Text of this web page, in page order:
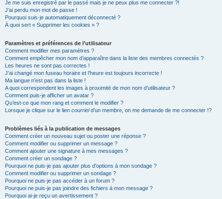
Je me suis enregistré par le passé mais je ne peux plus me connecter ?!
J’ai perdu mon mot de passe !
Pourquoi suis-je automatiquement déconnecté ?
À quoi sert « Supprimer les cookies » ?
Paramètres et préférences de l’utilisateur
Comment modifier mes paramètres ?
Comment empêcher mon nom d’apparaître dans la liste des membres connectés ?
Les heures ne sont pas correctes !
J’ai changé mon fuseau horaire et l’heure est toujours incorrecte !
Ma langue n’est pas dans la liste !
A quoi correspondent les images à proximité de mon nom d’utilisateur ?
Comment puis-je afficher un avatar ?
Qu’est-ce que mon rang et comment le modifier ?
Lorsque je clique sur le lien courrield’un membre, on me demande de me connecter !?
Problèmes liés à la publication de messages
Comment créer un nouveau sujet ou poster une réponse ?
Comment modifier ou supprimer un message ?
Comment ajouter une signature à mes messages ?
Comment créer un sondage ?
Pourquoi ne puis-je pas ajouter plus d’options à mon sondage ?
Comment modifier ou supprimer un sondage ?
Pourquoi ne puis-je pas accéder à un forum ?
Pourquoi ne puis-je pas joindre des fichiers à mon message ?
Pourquoi ai-je reçu un avertissement ?